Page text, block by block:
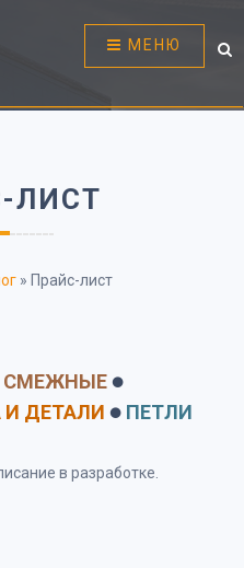
МЕНЮ
ЛИСТ
» Прайс-лист
СМЕЖНЫЕ ⚫
И ДЕТАЛИ ⚫ ПЕТЛИ
в разработке.